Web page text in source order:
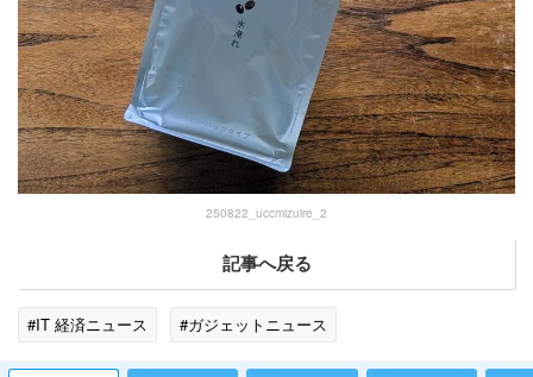
250822_uccmizuire_2
記事へ戻る
#IT 経済ニュース #ガジェットニュース